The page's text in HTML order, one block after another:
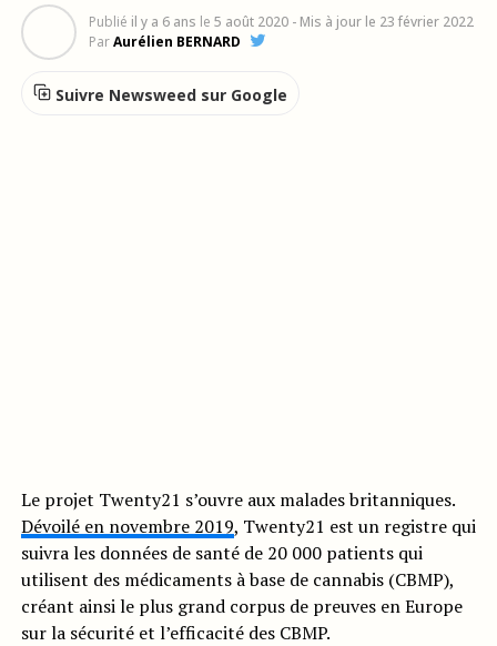
Publié il y a 6 ans le 5 août 2020 - Mis à jour le 23 février 2022
ParAurélien BERNARD
Suivre Newsweed sur Google
Le projet Twenty21 s’ouvre aux malades britanniques.
Dévoilé en novembre 2019, Twenty21 est un registre qui
suivra les données de santé de 20 000 patients qui
utilisent des médicaments à base de cannabis (CBMP),
créant ainsi le plus grand corpus de preuves en Europe
sur la sécurité et l’efficacité des CBMP.